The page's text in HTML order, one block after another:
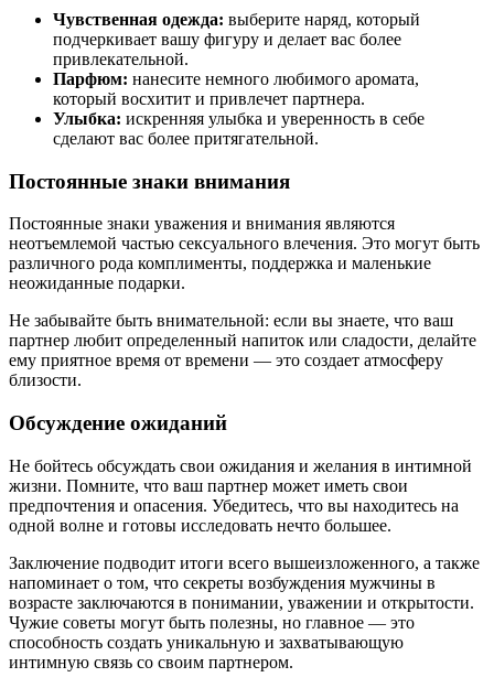
Чувственная одежда: выберите наряд, который
подчеркивает вашу фигуру и делает вас более
привлекательной.
Парфюм: нанесите немного любимого аромата,
который восхитит и привлечет партнера.
Улыбка: искренняя улыбка и уверенность в себе
сделают вас более притягательной.
Постоянные знаки внимания
Постоянные знаки уважения и внимания являются
неотъемлемой частью сексуального влечения. Это могут быть
различного рода комплименты, поддержка и маленькие
неожиданные подарки.
Не забывайте быть внимательной: если вы знаете, что ваш
партнер любит определенный напиток или сладости, делайте
ему приятное время от времени — это создает атмосферу
близости.
Обсуждение ожиданий
Не бойтесь обсуждать свои ожидания и желания в интимной
жизни. Помните, что ваш партнер может иметь свои
предпочтения и опасения. Убедитесь, что вы находитесь на
одной волне и готовы исследовать нечто большее.
Заключение подводит итоги всего вышеизложенного, а также
напоминает о том, что секреты возбуждения мужчины в
возрасте заключаются в понимании, уважении и открытости.
Чужие советы могут быть полезны, но главное — это
способность создать уникальную и захватывающую
интимную связь со своим партнером.